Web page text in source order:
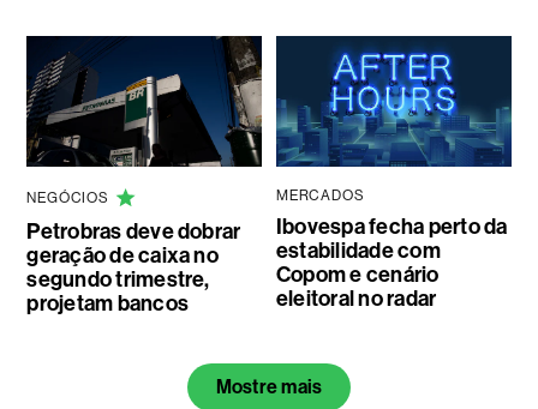
NEGÓCIOS
Petrobras deve dobrar
geração de caixa no
segundo trimestre,
projetam bancos
MERCADOS
Ibovespa fecha perto da
estabilidade com
Copom e cenário
eleitoral no radar
Mostre mais